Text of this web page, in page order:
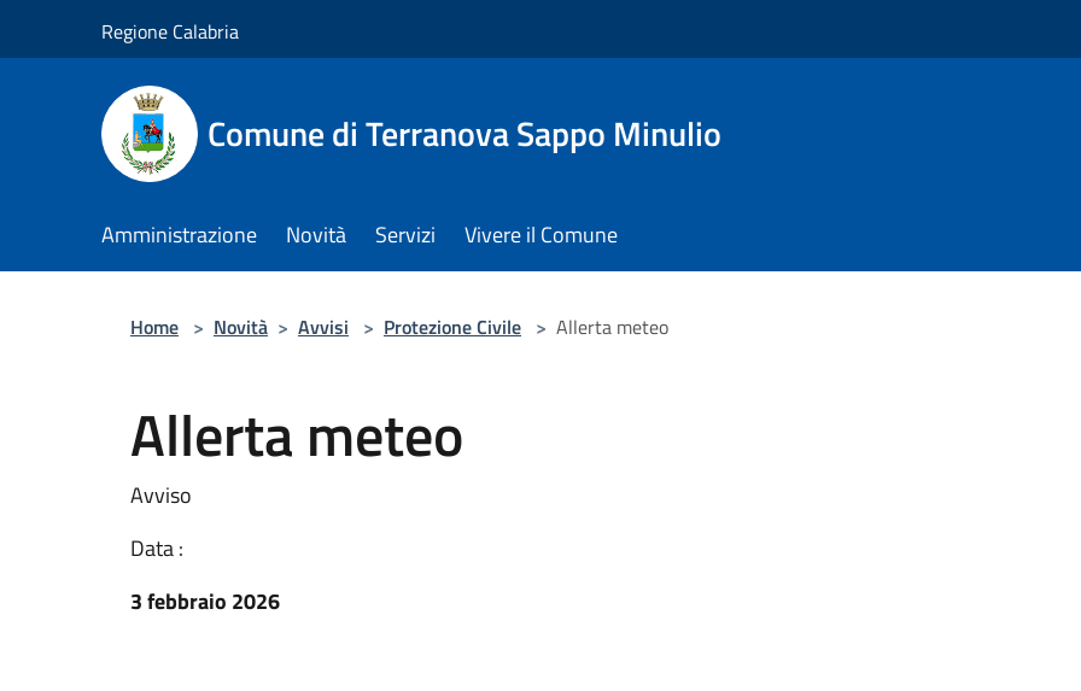
Regione Calabria
Comune di Terranova Sappo Minulio
Amministrazione Novità Servizi Vivere il Comune
Home > Novità > Avvisi > Protezione Civile > Allerta meteo
Allerta meteo
Avviso
Data :
3 febbraio 2026